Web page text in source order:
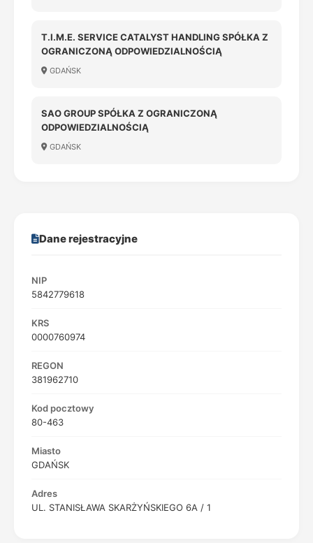
T.I.M.E. SERVICE CATALYST HANDLING SPÓŁKA Z
OGRANICZONĄ ODPOWIEDZIALNOŚCIĄ
GDAŃSK
SAO GROUP SPÓŁKA Z OGRANICZONĄ
ODPOWIEDZIALNOŚCIĄ
GDAŃSK
Dane rejestracyjne
NIP
5842779618
KRS
0000760974
REGON
381962710
Kod pocztowy
80-463
Miasto
GDAŃSK
Adres
UL. STANISŁAWA SKARŻYŃSKIEGO 6A / 1